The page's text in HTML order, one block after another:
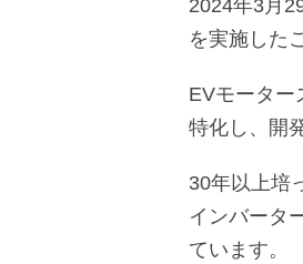
2024年3月29
を実施した
EVモーター
特化し、開
30年以上培
インバータ
ています。